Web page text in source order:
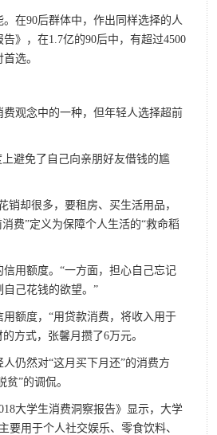
在90后群体中，作出同样选择的人
》，在1.7亿的90后中，有超过4500
选。
观念中的一种，但年轻人选择超前
避免了自己向亲朋好友借钱的尴
却很多，要租房、买生活用品，
费”定义为保障个人生活的“救命稻
用额度。“一方面，担心自己忘记
己花钱的欲望。”
额度，“用贷款消费，将收入用于
方式，张馨月攒了6万元。
仍然对“这月买下月还”的消费方
”的调侃。
大学生消费洞察报告》显示，大学
要用于个人社交娱乐、零食饮料、